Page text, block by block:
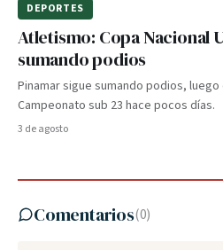
DEPORTES
Atletismo: Copa Nacional
sumando podios
Pinamar sigue sumando podios,
Campeonato sub 23 hace pocos días.
3 de agosto
Comentarios(0)